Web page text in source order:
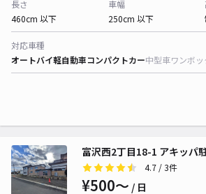
長さ
460cm 以下
車幅
250cm 以下
対応車種
オートバイ軽自動車コンパクトカー中型車ワンボッ
富沢西2丁目18-1 アキッパ
4.7 / 3件
¥500〜 / 日